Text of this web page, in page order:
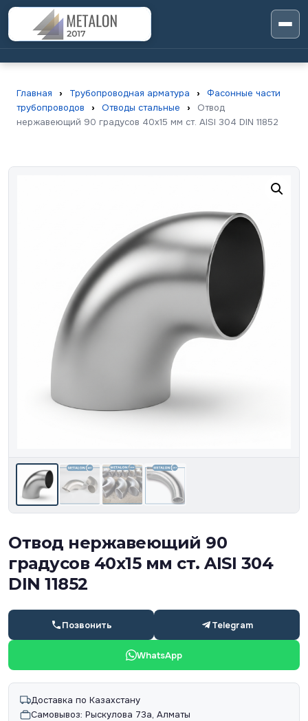
Главная › Трубопроводная арматура ›
Фасонные части
трубопроводов
› Отводы стальные ›
Отвод
нержавеющий 90 градусов 40х15 мм ст. AISI 304 DIN 11852
Отвод нержавеющий 90
градусов 40х15 мм ст. AISI 304
DIN 11852
Позвонить Telegram
WhatsApp
Доставка по Казахстану
Самовывоз: Рыскулова 73а, Алматы